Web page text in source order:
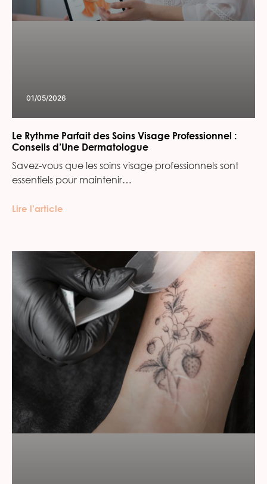
01/05/2026
Le Rythme Parfait des Soins Visage Professionnel :
Conseils d’Une Dermatologue
Savez-vous que les soins visage professionnels sont
essentiels pour maintenir…
Lire l’article